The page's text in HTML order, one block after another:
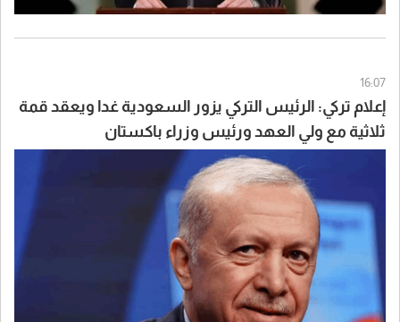
16:07
إعلام تركي: الرئيس التركي يزور السعودية غدا ويعقد قمة
ثلاثية مع ولي العهد ورئيس وزراء باكستان